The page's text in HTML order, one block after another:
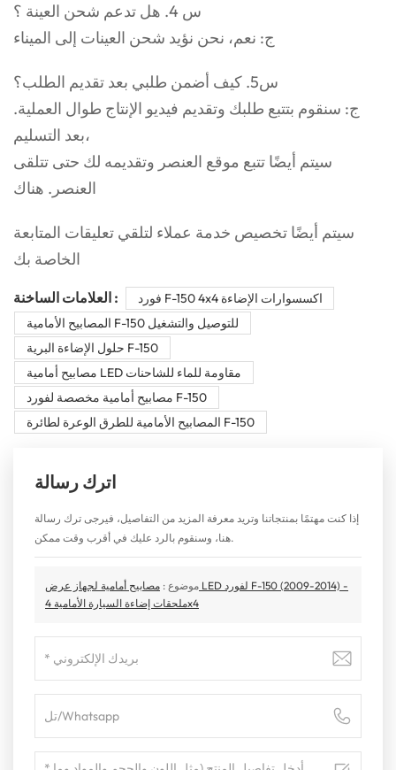
س 4. هل تدعم شحن العينة ؟
ج: نعم، نحن نؤيد شحن العينات إلى الميناء
س5. كيف أضمن طلبي بعد تقديم الطلب؟
ج: سنقوم بتتبع طلبك وتقديم فيديو الإنتاج طوال العملية.
بعد التسليم،
سيتم أيضًا تتبع موقع العنصر وتقديمه لك حتى تتلقى
العنصر. هناك
سيتم أيضًا تخصيص خدمة عملاء لتلقي تعليقات المتابعة
الخاصة بك
العلامات الساخنة :
فورد F-150 4x4 اكسسوارات الإضاءة
المصابيح الأمامية F-150 للتوصيل والتشغيل
حلول الإضاءة البرية F-150
مصابيح أمامية LED مقاومة للماء للشاحنات
مصابيح أمامية مخصصة لفورد F-150
المصابيح الأمامية للطرق الوعرة لطائرة F-150
اترك رسالة
إذا كنت مهتمًا بمنتجاتنا وتريد معرفة المزيد من التفاصيل، فيرجى ترك رسالة
هنا، وسنقوم بالرد عليك في أقرب وقت ممكن.
موضوع : مصابيح أمامية لجهاز عرض LED لفورد F-150 (2009-2014) -
ملحقات إضاءة السيارة الأمامية 4x4